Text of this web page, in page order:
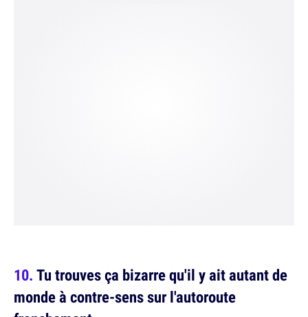
Tu trouves ça bizarre qu'il y ait autant de
monde à contre-sens sur l'autoroute